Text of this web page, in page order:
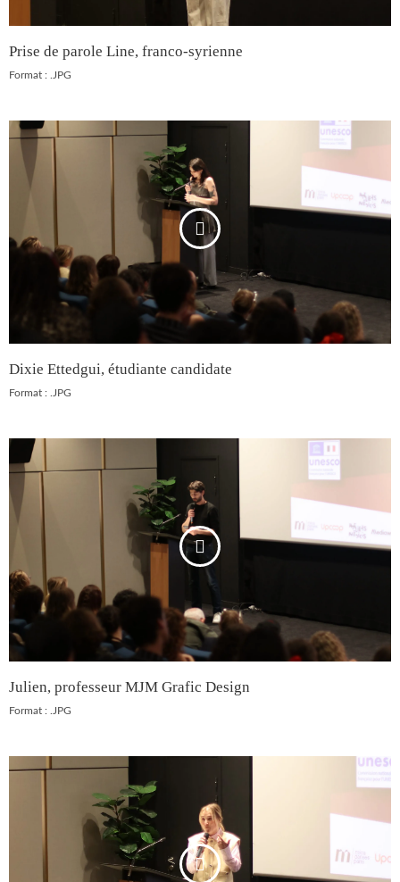
Prise de parole Line, franco-syrienne
Format : .JPG
Dixie Ettedgui, étudiante candidate
Format : .JPG
Julien, professeur MJM Grafic Design
Format : .JPG